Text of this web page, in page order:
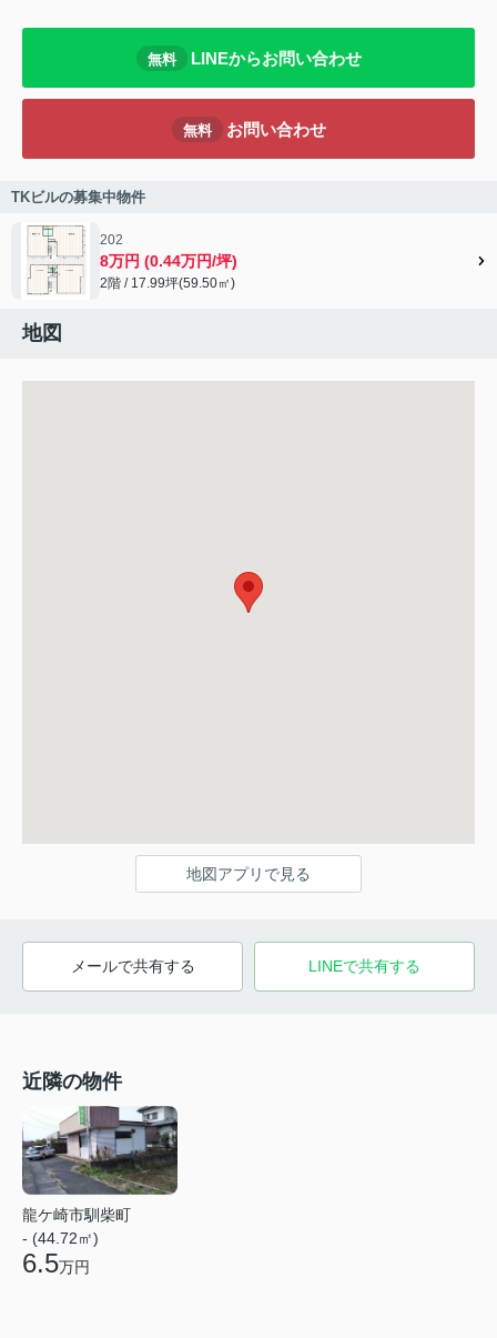
無料 LINEからお問い合わせ
無料 お問い合わせ
TKビルの募集中物件
202
8万円 (0.44万円/坪)
2階 / 17.99坪(59.50㎡)
地図
地図アプリで見る
メールで共有する LINEで共有する
近隣の物件
龍ケ崎市馴柴町
- (44.72㎡)
6.5万円